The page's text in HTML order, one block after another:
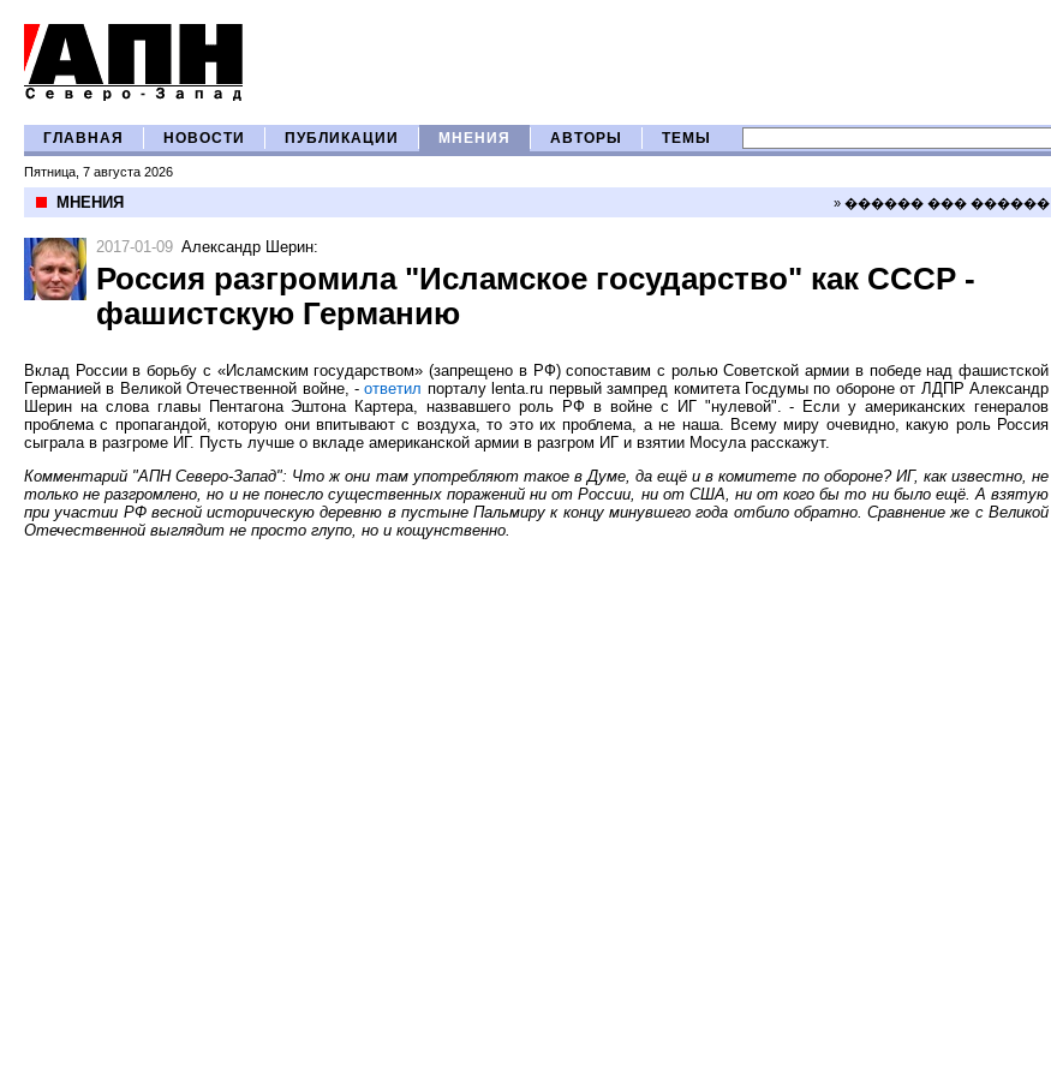
ГЛАВНАЯ НОВОСТИ ПУБЛИКАЦИИ МНЕНИЯ АВТОРЫ ТЕМЫ
Пятница, 7 августа 2026
МНЕНИЯ » ������ ��� ������
2017-01-09 Александр Шерин:
Россия разгромила "Исламское государство" как СССР -
фашистскую Германию
Вклад России в борьбу с «Исламским государством» (запрещено в РФ) сопоставим с ролью Советской армии в победе над фашистской
Германией в Великой Отечественной войне, -ответил порталу lenta.ru первый зампред комитета Госдумы по обороне от ЛДПР Александр
Шерин на слова главы Пентагона Эштона Картера, назвавшего роль РФ в войне с ИГ "нулевой". - Если у американских генералов
проблема с пропагандой, которую они впитывают с воздуха, то это их проблема, а не наша. Всему миру очевидно, какую роль Россия
сыграла в разгроме ИГ. Пусть лучше о вкладе американской армии в разгром ИГ и взятии Мосула расскажут.
Комментарий "АПН Северо-Запад": Что ж они там употребляют такое в Думе, да ещё и в комитете по обороне? ИГ, как известно, не
только не разгромлено, но и не понесло существенных поражений ни от России, ни от США, ни от кого бы то ни было ещё. А взятую
при участии РФ весной историческую деревню в пустыне Пальмиру к концу минувшего года отбило обратно. Сравнение же с Великой
Отечественной выглядит не просто глупо, но и кощунственно.